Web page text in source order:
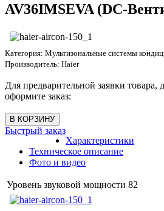
AV36IMSEVA (DC-
Категория: Мультизональные системы
Производитель: Haier
Для предварительной заявки товара,
оформите заказ:
Быстрый заказ
Характеристики
Техническое описание
Фото и видео
Уровень звуковой мощности 82